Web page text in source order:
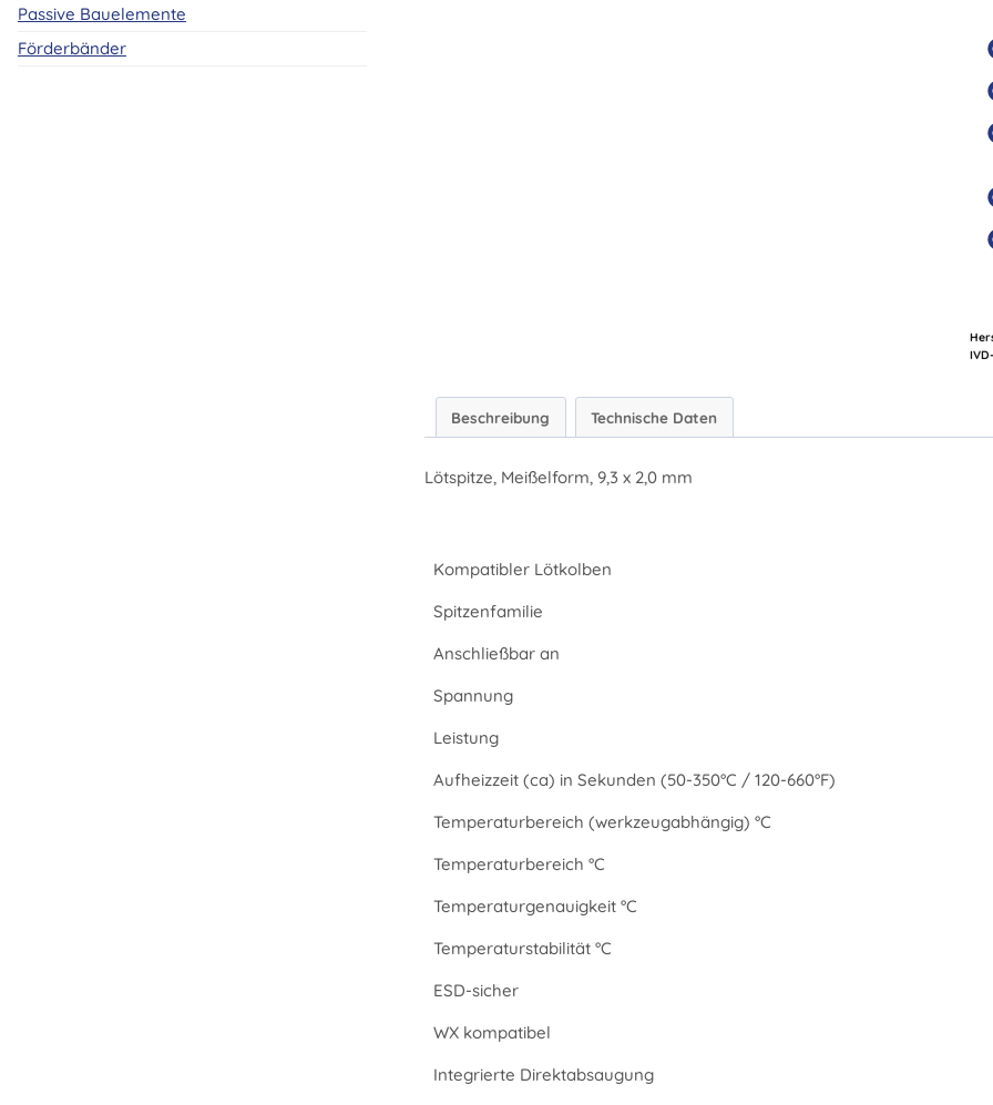
Beschreibung Technische Daten
Lötspitze, Meißelform, 9,3 x 2,0 mm
Kompatibler Lötkolben
Spitzenfamilie
Anschließbar an
Spannung
Leistung
Aufheizzeit (ca) in Sekunden (50-350°C / 120-660°F)
Temperaturbereich (werkzeugabhängig) °C
Temperaturbereich °C
Temperaturgenauigkeit °C
Temperaturstabilität °C
ESD-sicher
WX kompatibel
Integrierte Direktabsaugung
Passive Bauelemente
Förderbänder